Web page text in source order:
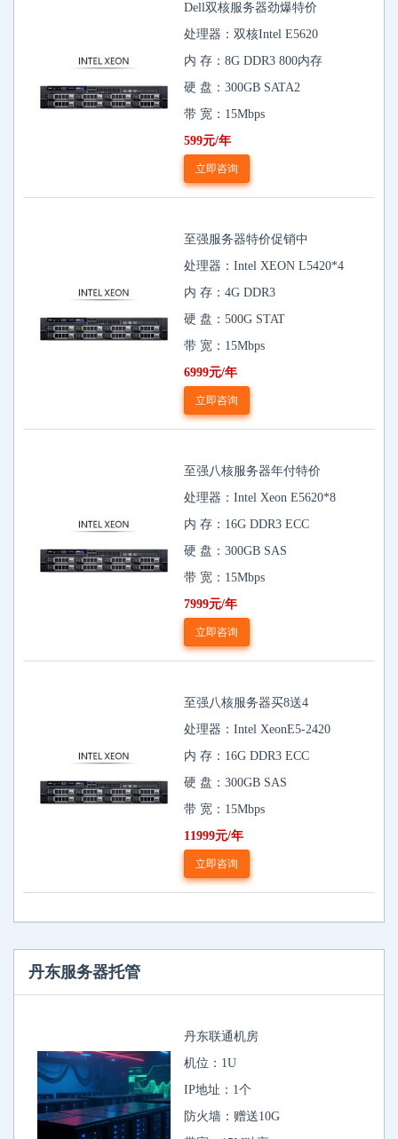
Dell双核服务器劲爆特价
处理器：双核Intel E5620
内 存：8G DDR3 800内存
硬 盘：300GB SATA2
带 宽：15Mbps
599元/年
立即咨询
至强服务器特价促销中
处理器：Intel XEON L5420*4
内 存：4G DDR3
硬 盘：500G STAT
带 宽：15Mbps
6999元/年
立即咨询
至强八核服务器年付特价
处理器：Intel Xeon E5620*8
内 存：16G DDR3 ECC
硬 盘：300GB SAS
带 宽：15Mbps
7999元/年
立即咨询
至强八核服务器买8送4
处理器：Intel XeonE5-2420
内 存：16G DDR3 ECC
硬 盘：300GB SAS
带 宽：15Mbps
11999元/年
立即咨询
丹东服务器托管
丹东联通机房
机位：1U
IP地址：1个
防火墙：赠送10G